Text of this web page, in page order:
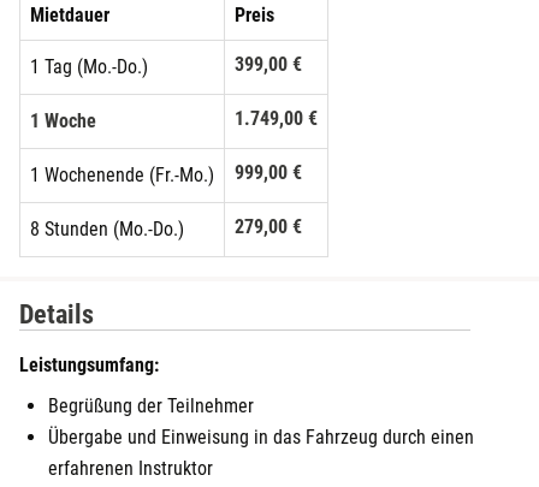
Mietdauer Preis
1 Tag (Mo.-Do.) 399,00 €
1 Woche 1.749,00 €
1 Wochenende (Fr.-Mo.) 999,00 €
8 Stunden (Mo.-Do.) 279,00 €
Details
Leistungsumfang:
Begrüßung der Teilnehmer
Übergabe und Einweisung in das Fahrzeug durch einen
erfahrenen Instruktor